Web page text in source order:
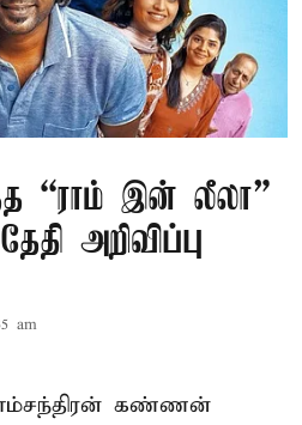
“ராம் இன் லீலா”
அறிவிப்பு
am
கண்ணன்